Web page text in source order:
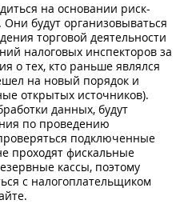
на основании риск-
будут организовываться
торговой деятельности
налоговых инспекторов за
о тех, кто раньше являлся
на новый порядок и
открытых источников).
данных, будут
по проведению
подключенные
проходят фискальные
кассы, поэтому
с налогоплательщиком